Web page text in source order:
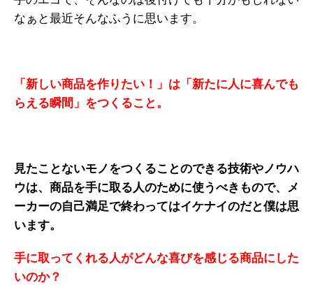
なぁと最近そんなふうに思います。
「新しい商品を作りたい！」は「新たに人に喜んでも
らえる瞬間」をつくること。
見たことないモノをつくることのできる技術やノウハ
ウは、商品を手に取る人のために使うべきもので、メ
ーカーの自己満足で終わってはイケナイのだと僕は思
います。
手に取ってくれる人がどんな喜びを感じる商品にした
いのか？